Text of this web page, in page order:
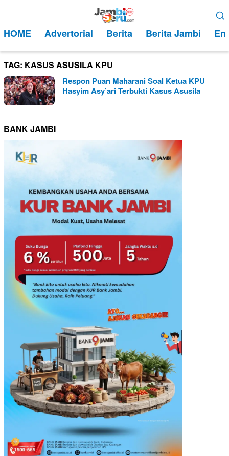
kontenMobile
HOME Advertorial Berita Berita Jambi
TAG: KASUS ASUSILA KPU
Respon Puan Maharani Soal Ketua KPU
Hasyim Asy’ari Terbukti Kasus Asusila
BANK JAMBI